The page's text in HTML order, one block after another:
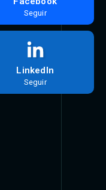
Seguir
LinkedIn
Seguir